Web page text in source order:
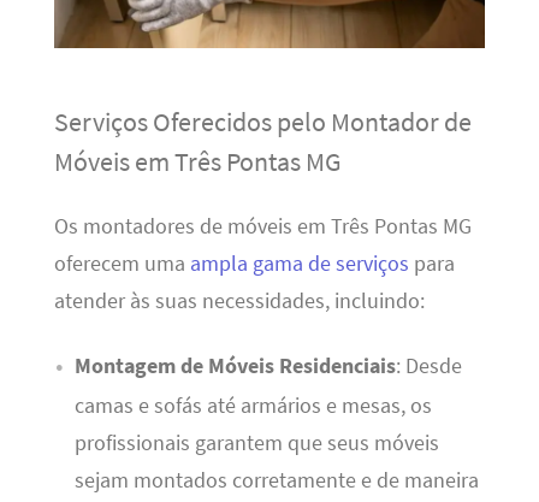
Serviços Oferecidos pelo Montador de
Móveis em Três Pontas MG
Os montadores de móveis em Três Pontas MG
oferecem uma ampla gama de serviços para
atender às suas necessidades, incluindo:
Montagem de Móveis Residenciais: Desde
camas e sofás até armários e mesas, os
profissionais garantem que seus móveis
sejam montados corretamente e de maneira